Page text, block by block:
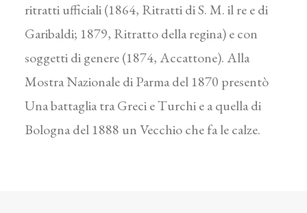
ritratti ufficiali (1864, Ritratti di S. M. il re e di
Garibaldi; 1879, Ritratto della regina) e con
soggetti di genere (1874, Accattone). Alla
Mostra Nazionale di Parma del 1870 presentò
Una battaglia tra Greci e Turchi e a quella di
Bologna del 1888 un Vecchio che fa le calze.